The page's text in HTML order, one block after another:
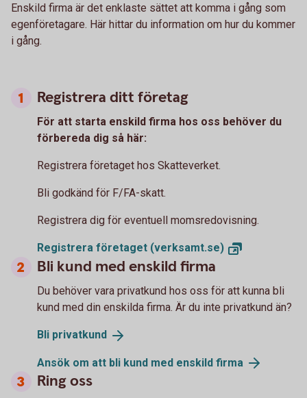
Enskild firma är det enklaste sättet att komma i gång som
egenföretagare. Här hittar du information om hur du kommer
i gång.
Registrera ditt företag
För att starta enskild firma hos oss behöver du
förbereda dig så här:
Registrera företaget hos Skatteverket.
Bli godkänd för F/FA-skatt.
Registrera dig för eventuell momsredovisning.
Registrera företaget (verksamt.se)
Bli kund med enskild firma
Du behöver vara privatkund hos oss för att kunna bli
kund med din enskilda firma. Är du inte privatkund än?
Bli privatkund
Ansök om att bli kund med enskild firma
Ring oss